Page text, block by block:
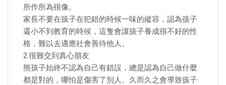
所作所為很像。
家長不要在孩子在犯錯的時候一味的縱容，認為孩子
還小不到教育的時候，這隻會讓孩子養成很不好的性
格，難以去適應社會善待他人。
2.很難交到真心朋友
熊孩子始終不認為自己有錯誤，總是認為自己做什麼
都是對的，哪怕是傷害了別人。久而久之會導致孩子